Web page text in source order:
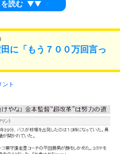
読む ▼▼
に「もう７００万回言っ
ント